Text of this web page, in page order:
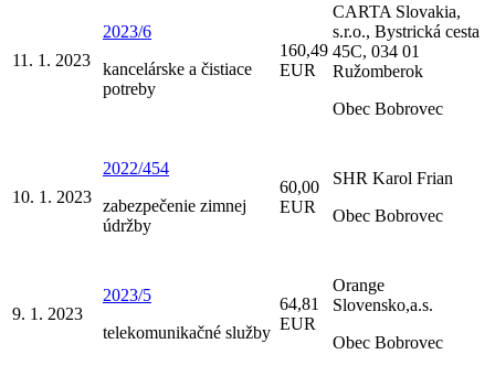
11. 1. 2023
2023/6
kancelárske a čistiace
potreby
160,49
EUR
CARTA Slovakia,
s.r.o., Bystrická cesta
45C, 034 01
Ružomberok
Obec Bobrovec
10. 1. 2023
2022/454
zabezpečenie zimnej
údržby
60,00
EUR
SHR Karol Frian
Obec Bobrovec
9. 1. 2023
2023/5
telekomunikačné služby
64,81
EUR
Orange
Slovensko,a.s.
Obec Bobrovec